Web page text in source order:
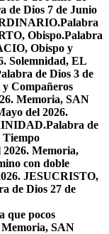
de Dios 7 de Junio
Palabra
Obispo.Palabra
Obispo y
Solemnidad, EL
de Dios 3 de
Compañeros
Memoria, SAN
del 2026.
Palabra de
Tiempo
2026. Memoria,
con doble
JESUCRISTO,
de Dios 27 de
que pocos
Memoria, SAN